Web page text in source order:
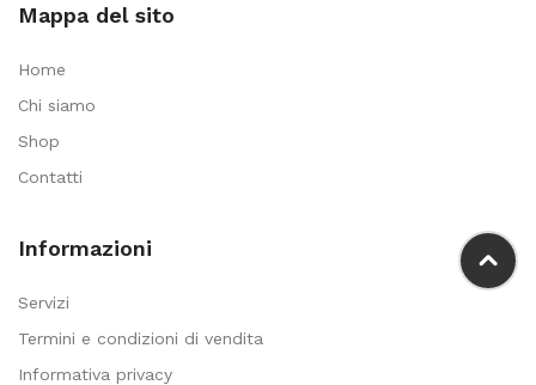
Mappa del sito
Home
Chi siamo
Shop
Contatti
Informazioni
Servizi
Termini e condizioni di vendita
Informativa privacy